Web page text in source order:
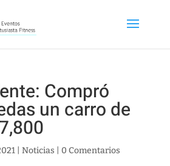
Compró
un carro de
| Noticias 0 Comentarios